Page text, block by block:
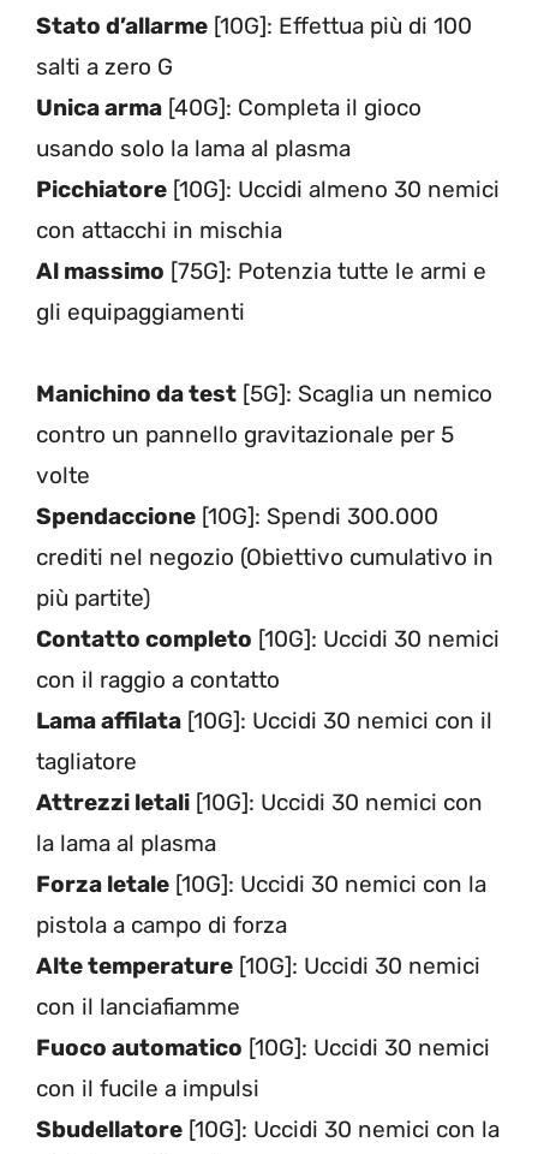
Stato d’allarme [10G]: Effettua più di 100
salti a zero G
Unica arma [40G]: Completa il gioco
usando solo la lama al plasma
Picchiatore [10G]: Uccidi almeno 30 nemici
con attacchi in mischia
Al massimo [75G]: Potenzia tutte le armi e
gli equipaggiamenti
Manichino da test [5G]: Scaglia un nemico
contro un pannello gravitazionale per 5
volte
Spendaccione [10G]: Spendi 300.000
crediti nel negozio (Obiettivo cumulativo in
più partite)
Contatto completo [10G]: Uccidi 30 nemici
con il raggio a contatto
Lama affilata [10G]: Uccidi 30 nemici con il
tagliatore
Attrezzi letali [10G]: Uccidi 30 nemici con
la lama al plasma
Forza letale [10G]: Uccidi 30 nemici con la
pistola a campo di forza
Alte temperature [10G]: Uccidi 30 nemici
con il lanciafiamme
Fuoco automatico [10G]: Uccidi 30 nemici
con il fucile a impulsi
Sbudellatore [10G]: Uccidi 30 nemici con la